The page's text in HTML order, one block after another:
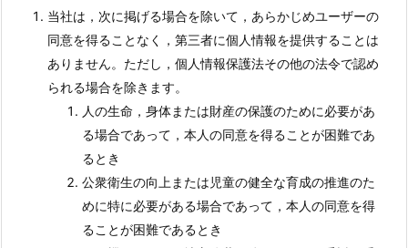
当社は，次に掲げる場合を除いて，あらかじめユーザーの
同意を得ることなく，第三者に個人情報を提供することは
ありません。ただし，個人情報保護法その他の法令で認め
られる場合を除きます。
人の生命，身体または財産の保護のために必要があ
る場合であって，本人の同意を得ることが困難であ
るとき
公衆衛生の向上または児童の健全な育成の推進のた
めに特に必要がある場合であって，本人の同意を得
ることが困難であるとき